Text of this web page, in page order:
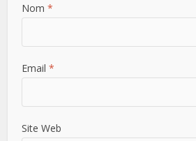
Nom *
Email *
Site Web